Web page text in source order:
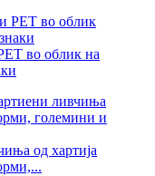
во облик на
од хартија